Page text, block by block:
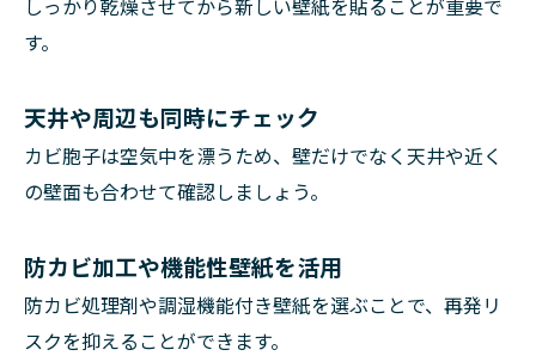
しっかり乾燥させてから新しい壁紙を貼ることが重要で
す。
天井や周辺も同時にチェック
カビ胞子は空気中を漂うため、壁だけでなく天井や近く
の壁面も合わせて確認しましょう。
防カビ加工や機能性壁紙を活用
防カビ処理剤や調湿機能付き壁紙を選ぶことで、再発リ
スクを抑えることができます。